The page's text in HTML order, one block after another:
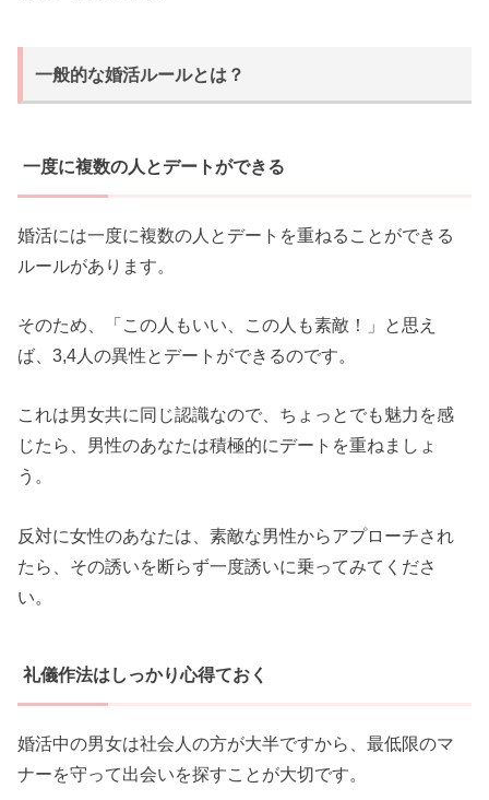
一般的な婚活ルールとは？
一度に複数の人とデートができる
婚活には一度に複数の人とデートを重ねることができる
ルールがあります。
そのため、「この人もいい、この人も素敵！」と思え
ば、3,4人の異性とデートができるのです。
これは男女共に同じ認識なので、ちょっとでも魅力を感
じたら、男性のあなたは積極的にデートを重ねましょ
う。
反対に女性のあなたは、素敵な男性からアプローチされ
たら、その誘いを断らず一度誘いに乗ってみてくださ
い。
礼儀作法はしっかり心得ておく
婚活中の男女は社会人の方が大半ですから、最低限のマ
ナーを守って出会いを探すことが大切です。